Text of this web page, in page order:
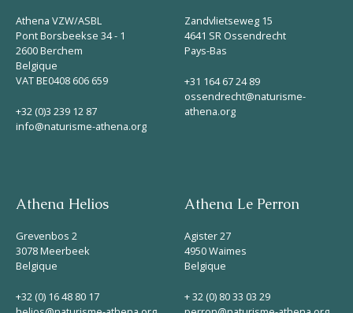
Athena VZW/ASBL
Pont Borsbeekse 34 - 1
2600 Berchem
Belgique
VAT BE0408 606 659
+32 (0)3 239 12 87
info@naturisme-athena.org
Zandvlietseweg 15
4641 SR Ossendrecht
Pays-Bas
+31 164 67 24 89
ossendrecht@naturisme-
athena.org
Athena Helios
Grevenbos 2
3078 Meerbeek
Belgique
+32 (0) 16 48 80 17
Athena Le Perron
Agister 27
4950 Waimes
Belgique
+ 32 (0) 80 33 03 29